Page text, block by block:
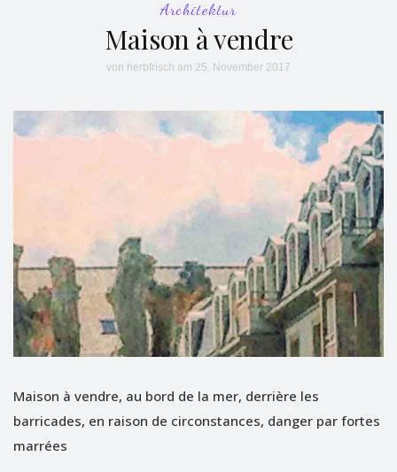
Architektur
Maison à vendre
von herbfrisch am 25. November 2017
Maison à vendre, au bord de la mer, derrière les
barricades, en raison de circonstances, danger par fortes
marrées